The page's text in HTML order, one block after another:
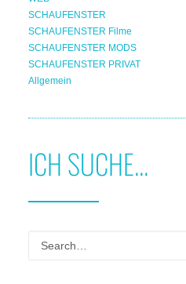
SCHAUFENSTER
SCHAUFENSTER Filme
SCHAUFENSTER MODS
SCHAUFENSTER PRIVAT
Allgemein
ICH SUCHE...